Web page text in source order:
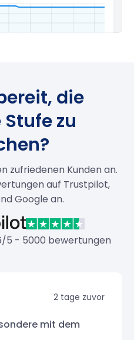
die
zu
zufriedenen Kunden an.
auf Trustpilot,
Google an.
5 - 5000 bewertungen
2 tage zuvor
mit dem